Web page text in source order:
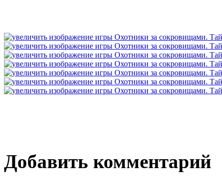
Добавить комментарий